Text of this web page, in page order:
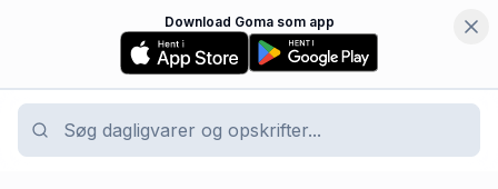
Download Goma som app